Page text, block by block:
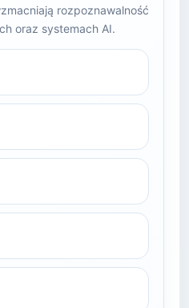
rozpoznawalność
oraz systemach AI.